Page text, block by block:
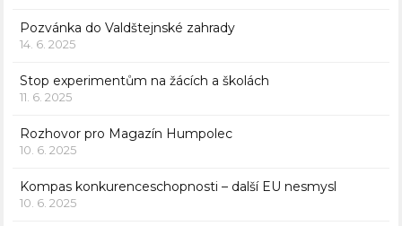
Pozvánka do Valdštejnské zahrady
14. 6. 2025
Stop experimentům na žácích a školách
11. 6. 2025
Rozhovor pro Magazín Humpolec
10. 6. 2025
Kompas konkurenceschopnosti – další EU nesmysl
10. 6. 2025